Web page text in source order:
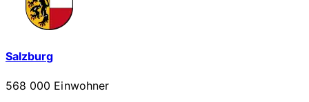
Salzburg
568 000 Einwohner